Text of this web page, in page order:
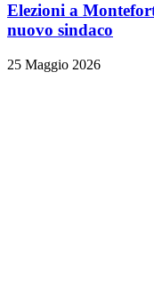
Elezioni a
nuovo sindaco
25 Maggio 2026